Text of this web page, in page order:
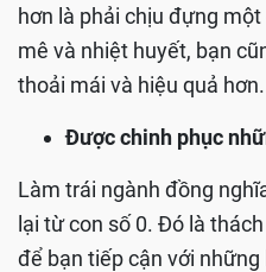
hơn là phải chịu đựng
mê và nhiệt huyết, bạn
thoải mái và hiệu quả hơn.
Được chinh phục
Làm trái ngành đồng
lại từ con số 0. Đó là
để bạn tiếp cận với